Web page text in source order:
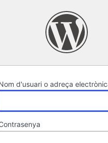
d'usuari o adreça